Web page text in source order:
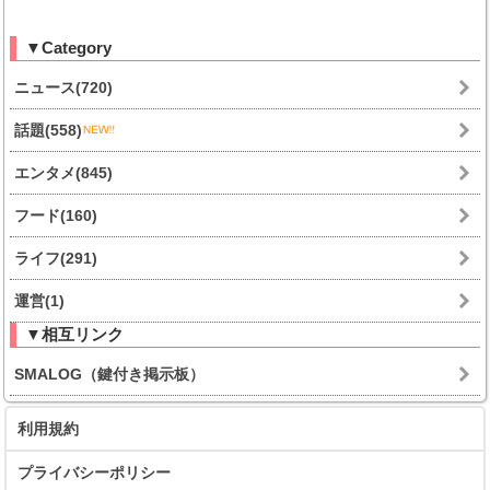
▼Category
ニュース(720)
話題(558)
エンタメ(845)
フード(160)
ライフ(291)
運営(1)
▼相互リンク
SMALOG（鍵付き掲示板）
利用規約
プライバシーポリシー